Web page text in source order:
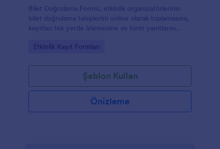
Bilet Doğrulama Formu, etkinlik organizatörlerinin
bilet doğrulama taleplerini online olarak toplamasına,
kayıtları tek yerde izlemesine ve form yanıtlarını
Go to Category:
Etkinlik Kayıt Formları
Şablon Kullan
Önizleme